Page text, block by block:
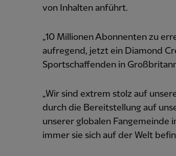
von Inhalten anführt.
„10 Millionen Abonnenten zu
aufregend, jetzt ein Diamond
Sportschaffenden in
„Wir sind extrem stolz auf
durch die Bereitstellung auf
unserer globalen Fangemeinde
immer sie sich auf der Welt